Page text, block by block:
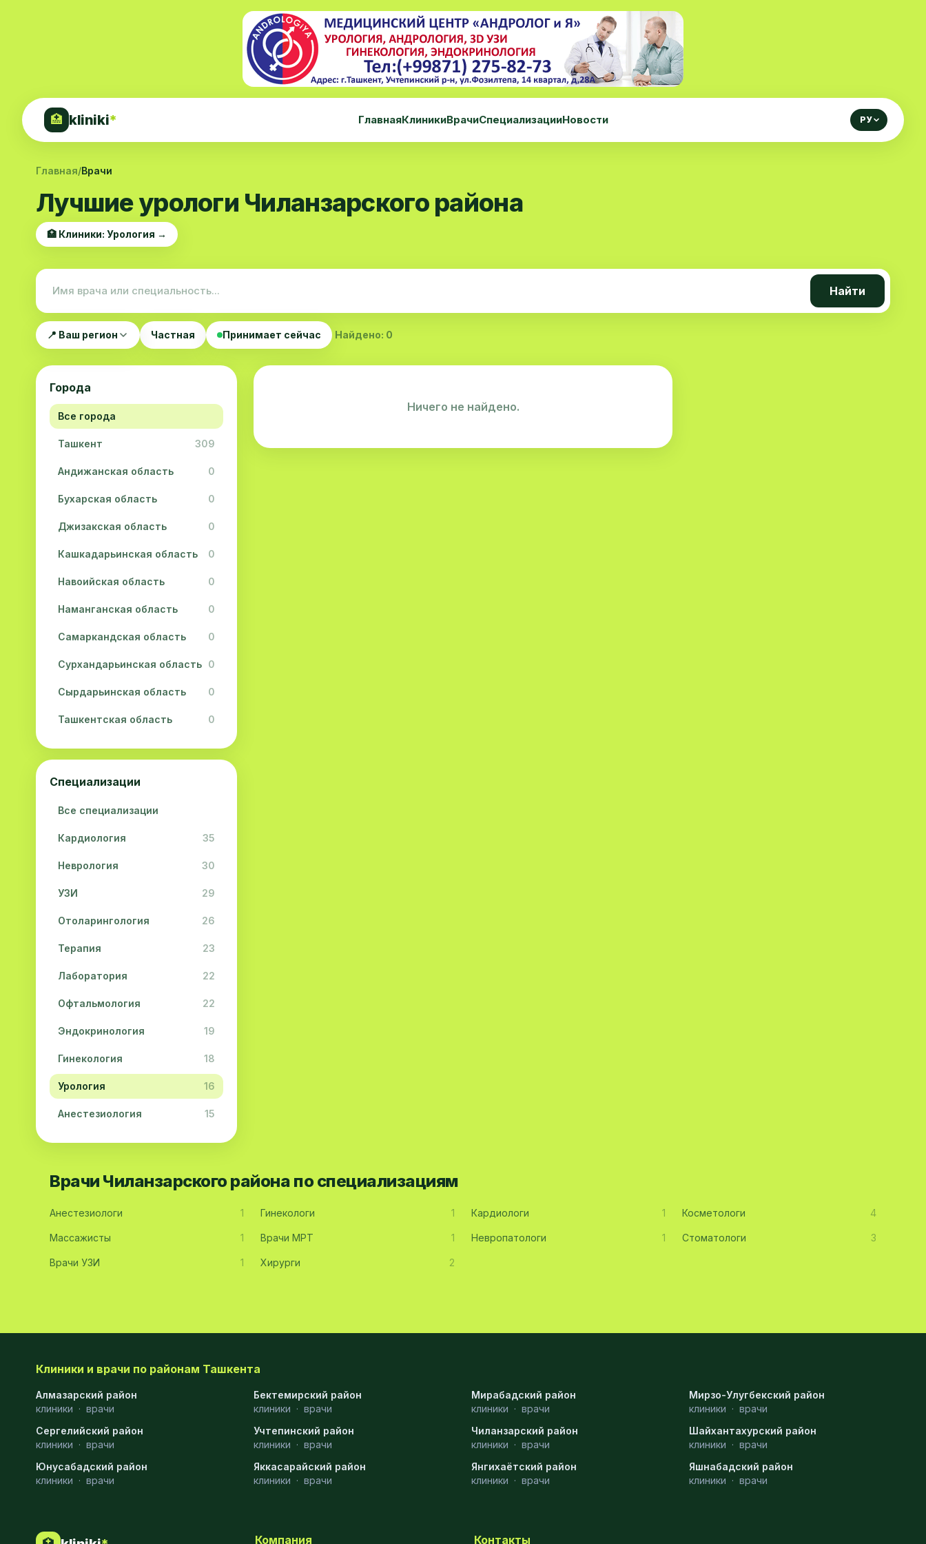
🏥 kliniki* ГлавнаяКлиникиВрачиСпециализацииНовости РУ
Главная/Врачи
Лучшие урологи Чиланзарского района
🏥 Клиники: Урология →
Найти
📍 Ваш регион Частная Принимает сейчас Найдено: 0
Города
Все города
Ташкент 309
Андижанская область 0
Бухарская область 0
Джизакская область 0
Кашкадарьинская область 0
Навоийская область 0
Наманганская область 0
Самаркандская область 0
Сурхандарьинская область 0
Сырдарьинская область 0
Ташкентская область 0
Ферганская область 0
Специализации
Все специализации
Кардиология 35
Неврология 30
УЗИ 29
Отоларингология 26
Терапия 23
Лаборатория 22
Офтальмология 22
Эндокринология 19
Гинекология 18
Урология 16
Анестезиология 15
Дерматология 15
Стоматология 9
Физиотерапия
Ортопедия
Пластическая хирургия
Ничего не найдено.
Врачи Чиланзарского района по специализациям
Анестезиологи 1 Гинекологи 1 Кардиологи 1 Косметологи 4
Массажисты 1 Врачи МРТ 1 Невропатологи 1 Стоматологи 3
Врачи УЗИ 1 Хирурги 2
Клиники и врачи по районам Ташкента
Алмазарский район
клиники · врачи
Бектемирский район
клиники · врачи
Мирабадский район
клиники · врачи
Мирзо-Улугбекский район
клиники · врачи
Сергелийский район
клиники · врачи
Учтепинский район
клиники · врачи
Чиланзарский район
клиники · врачи
Шайхантахурский район
клиники · врачи
Юнусабадский район
клиники · врачи
Яккасарайский район
клиники · врачи
Янгихаётский район
клиники · врачи
Яшнабадский район
клиники · врачи
Компания Контакты